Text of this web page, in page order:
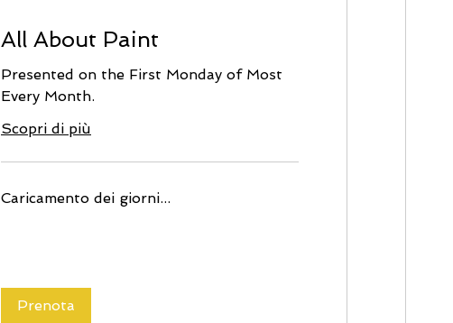
All About Paint
Presented on the First Monday of Most
Every Month.
Scopri di più
Caricamento dei giorni...
Prenota